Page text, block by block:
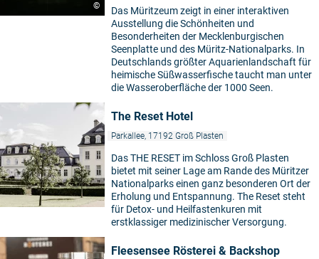
©
Das Müritzeum zeigt in einer interaktiven
Ausstellung die Schönheiten und
Besonderheiten der Mecklenburgischen
Seenplatte und des Müritz-Nationalparks. In
Deutschlands größter Aquarienlandschaft für
heimische Süßwasserfische taucht man unter
die Wasseroberfläche der 1000 Seen.
The Reset Hotel
Parkallee, 17192 Groß Plasten
Das THE RESET im Schloss Groß Plasten
bietet mit seiner Lage am Rande des Müritzer
Nationalparks einen ganz besonderen Ort der
Erholung und Entspannung. The Reset steht
für Detox- und Heilfastenkuren mit
erstklassiger medizinischer Versorgung.
Fleesensee Rösterei & Backshop